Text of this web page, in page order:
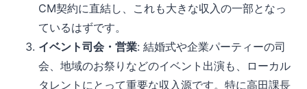
CM契約に直結し、これも大きな収入の一部となっ
ているはずです。
イベント司会・営業: 結婚式や企業パーティーの司
会、地域のお祭りなどのイベント出演も、ローカル
タレントにとって重要な収入源です。特に高田課長